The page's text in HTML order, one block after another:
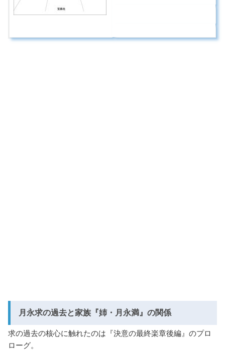
月永求の過去と家族『姉・月永満』の関係
求の過去の核心に触れたのは『決意の最終楽章後編』のプロ
ローグ。